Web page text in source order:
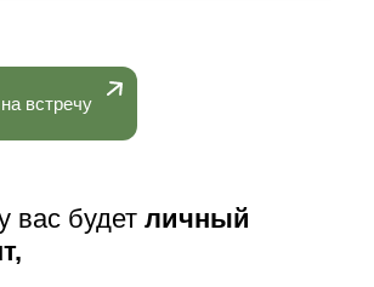
встречу
вас будет личный